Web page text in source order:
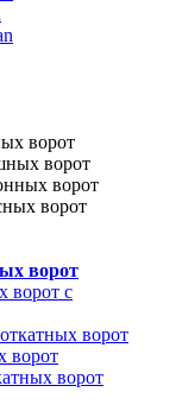
ворот
ворот с
ворот
ворот
ворот